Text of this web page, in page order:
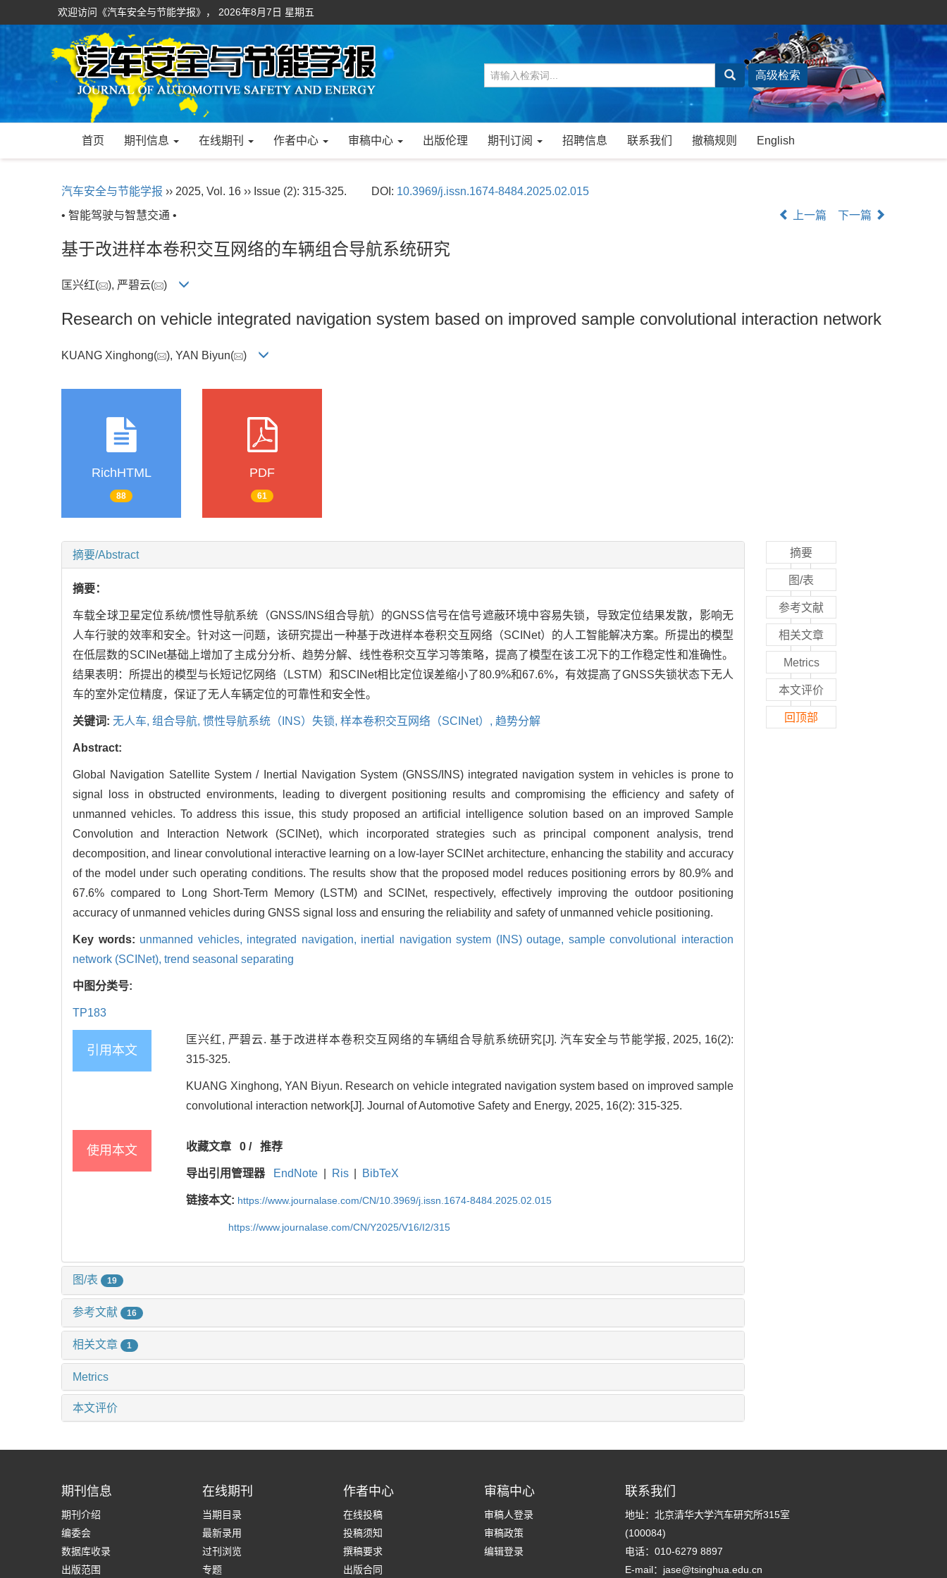
欢迎访问《汽车安全与节能学报》， 2026年8月7日 星期五
首页 期刊信息 在线期刊 作者中心 审稿中心 出版伦理 期刊订阅 招聘信息 联系我们 撤稿规则 English
汽车安全与节能学报 ›› 2025, Vol. 16 ›› Issue (2): 315-325. DOI: 10.3969/j.issn.1674-8484.2025.02.015
• 智能驾驶与智慧交通 •
上一篇 下一篇
基于改进样本卷积交互网络的车辆组合导航系统研究
匡兴红( ), 严碧云( )
Research on vehicle integrated navigation system based on improved sample convolutional interaction network
KUANG Xinghong( ), YAN Biyun( )
RichHTML
88
PDF
61
摘要/Abstract
摘要：
车载全球卫星定位系统/惯性导航系统（GNSS/INS组合导航）的GNSS信号在信号遮蔽环境中容易失锁，导致定位结果发散，影响无
人车行驶的效率和安全。针对这一问题，该研究提出一种基于改进样本卷积交互网络（SCINet）的人工智能解决方案。所提出的模型
在低层数的SCINet基础上增加了主成分分析、趋势分解、线性卷积交互学习等策略，提高了模型在该工况下的工作稳定性和准确性。
结果表明：所提出的模型与长短记忆网络（LSTM）和SCINet相比定位误差缩小了80.9%和67.6%，有效提高了GNSS失锁状态下无人
车的室外定位精度，保证了无人车辆定位的可靠性和安全性。
关键词: 无人车, 组合导航, 惯性导航系统（INS）失锁, 样本卷积交互网络（SCINet）, 趋势分解
Abstract:
Global Navigation Satellite System / Inertial Navigation System (GNSS/INS) integrated navigation system in vehicles is prone to
signal loss in obstructed environments, leading to divergent positioning results and compromising the efficiency and safety of
unmanned vehicles. To address this issue, this study proposed an artificial intelligence solution based on an improved Sample
Convolution and Interaction Network (SCINet), which incorporated strategies such as principal component analysis, trend
decomposition, and linear convolutional interactive learning on a low-layer SCINet architecture, enhancing the stability and accuracy
of the model under such operating conditions. The results show that the proposed model reduces positioning errors by 80.9% and
67.6% compared to Long Short-Term Memory (LSTM) and SCINet, respectively, effectively improving the outdoor positioning
accuracy of unmanned vehicles during GNSS signal loss and ensuring the reliability and safety of unmanned vehicle positioning.
Key words: unmanned vehicles, integrated navigation, inertial navigation system (INS) outage, sample convolutional interaction
network (SCINet), trend seasonal separating
中图分类号:
TP183
引用本文
匡兴红, 严碧云. 基于改进样本卷积交互网络的车辆组合导航系统研究[J]. 汽车安全与节能学报, 2025, 16(2):
315-325.
KUANG Xinghong, YAN Biyun. Research on vehicle integrated navigation system based on improved sample
convolutional interaction network[J]. Journal of Automotive Safety and Energy, 2025, 16(2): 315-325.
使用本文 收藏文章 0 /推荐
导出引用管理器 EndNote Ris BibTeX
链接本文: https://www.journalase.com/CN/10.3969/j.issn.1674-8484.2025.02.015
https://www.journalase.com/CN/Y2025/V16/I2/315
图/表 19
参考文献 16
相关文章 1
Metrics
本文评价
摘要
图/表
参考文献
相关文章
Metrics
本文评价
回顶部
期刊信息
期刊介绍
编委会
数据库收录
出版范围
在线期刊
当期目录
最新录用
过刊浏览
专题
作者中心
在线投稿
投稿须知
撰稿要求
出版合同
审稿中心
审稿人登录
审稿政策
编辑登录
联系我们
地址：北京清华大学汽车研究所315室
(100084)
电话：010-6279 8897
E-mail： jase@tsinghua.edu.cn